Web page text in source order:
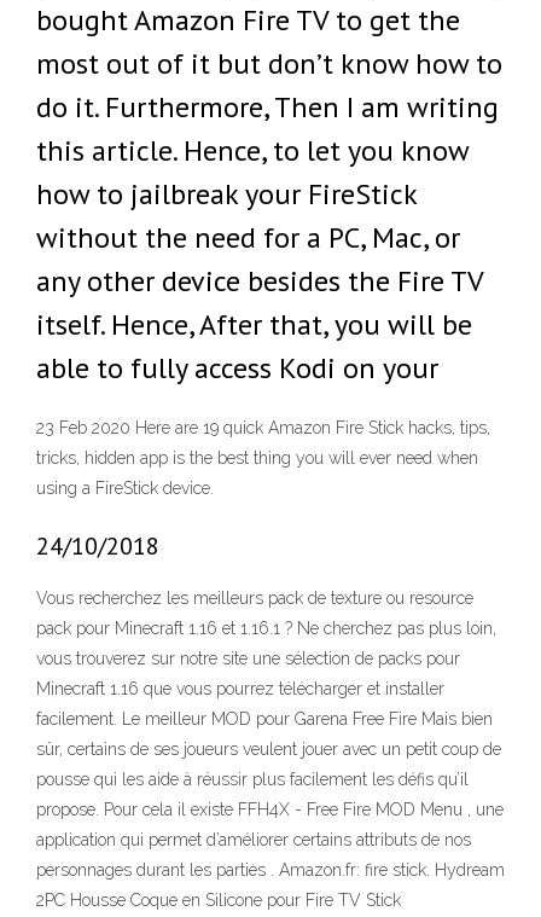
bought Amazon Fire TV to get the
most out of it but don’t know how to
do it. Furthermore, Then I am writing
this article. Hence, to let you know
how to jailbreak your FireStick
without the need for a PC, Mac, or
any other device besides the Fire TV
itself. Hence, After that, you will be
able to fully access Kodi on your
23 Feb 2020 Here are 19 quick Amazon Fire Stick hacks, tips,
tricks, hidden app is the best thing you will ever need when
using a FireStick device.
24/10/2018
Vous recherchez les meilleurs pack de texture ou resource
pack pour Minecraft 1.16 et 1.16.1 ? Ne cherchez pas plus loin,
vous trouverez sur notre site une sélection de packs pour
Minecraft 1.16 que vous pourrez télécharger et installer
facilement. Le meilleur MOD pour Garena Free Fire Mais bien
sûr, certains de ses joueurs veulent jouer avec un petit coup de
pousse qui les aide à réussir plus facilement les défis qu’il
propose. Pour cela il existe FFH4X - Free Fire MOD Menu , une
application qui permet d’améliorer certains attributs de nos
personnages durant les parties . Amazon.fr: fire stick. Hydream
2PC Housse Coque en Silicone pour Fire TV Stick